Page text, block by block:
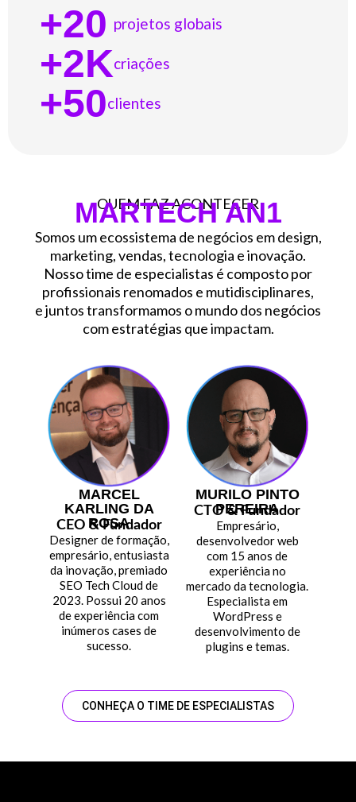
projetos globais
+20
criações
+2K
clientes
+50
QUEM FAZ ACONTECER
MARTECH AN1
Somos um ecossistema de negócios em design,
marketing, vendas, tecnologia e inovação.
Nosso time de especialistas é composto por
profissionais renomados e mutidisciplinares,
e juntos transformamos o mundo dos negócios
com estratégias que impactam.
MARCEL
KARLING DA
ROSA
CEO & Fundador
Designer de formação,
empresário, entusiasta
da inovação, premiado
SEO Tech Cloud de
2023. Possui 20 anos
de experiência com
inúmeros cases de
sucesso.
MURILO PINTO
PEREIRA
CTO & Fundador
Empresário,
desenvolvedor web
com 15 anos de
experiência no
mercado da tecnologia.
Especialista em
WordPress e
desenvolvimento de
plugins e temas.
CONHEÇA O TIME DE ESPECIALISTAS